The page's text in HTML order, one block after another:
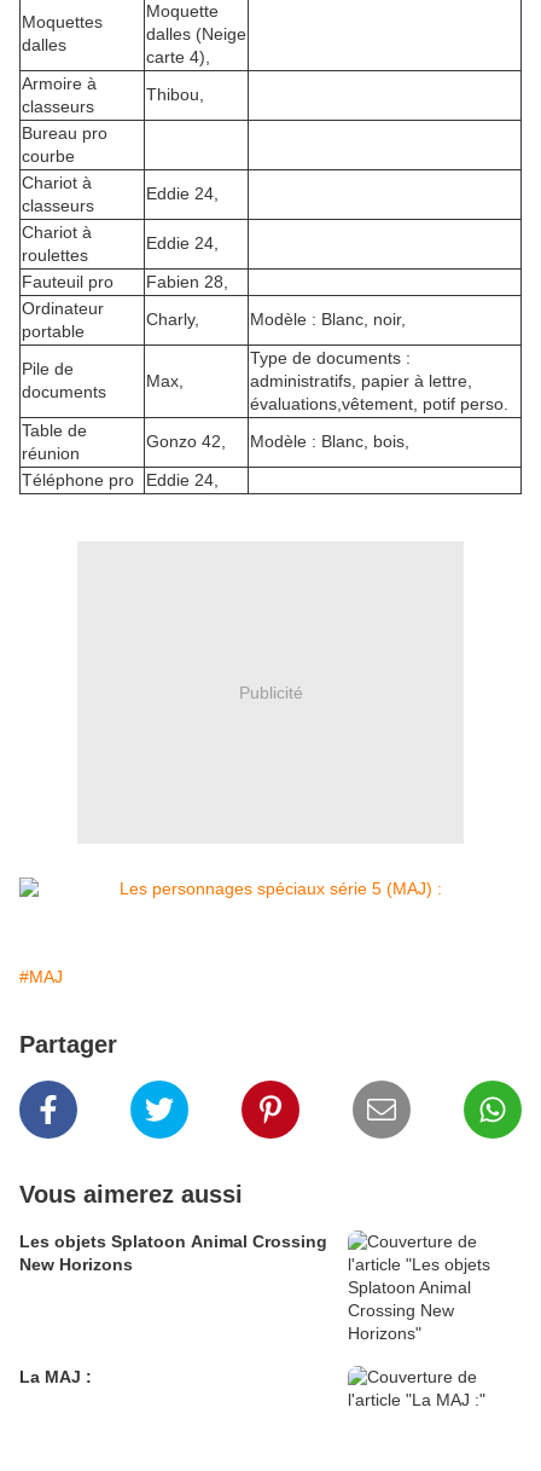
Moquettes
dalles
Moquette
dalles (Neige
carte 4),
Armoire à
classeurs
Thibou,
Bureau pro
courbe
Chariot à
classeurs
Eddie 24,
Chariot à
roulettes
Eddie 24,
Fauteuil pro
Fabien 28,
Ordinateur
portable
Charly, Modèle : Blanc, noir,
Pile de
documents
Max,
Type de documents :
administratifs, papier à lettre,
évaluations,vêtement, potif perso.
Table de
réunion
Gonzo 42,
Modèle : Blanc, bois,
Téléphone pro
Eddie 24,
Publicité
#MAJ
Partager
Vous aimerez aussi
Les objets Splatoon Animal Crossing
New Horizons
La MAJ :